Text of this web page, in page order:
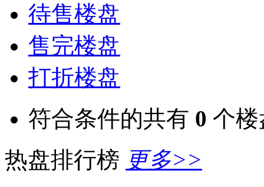
待售楼盘
售完楼盘
打折楼盘
符合条件的共有 0 个楼
热盘排行榜 更多>>